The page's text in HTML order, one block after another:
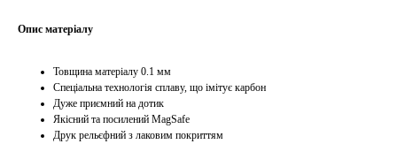
Опис матеріалу
Товщина матеріалу 0.1 мм
Спеціальна технологія сплаву, що імітує карбон
Дуже приємний на дотик
Якісний та посилений MagSafe
Друк рельєфний з лаковим покриттям